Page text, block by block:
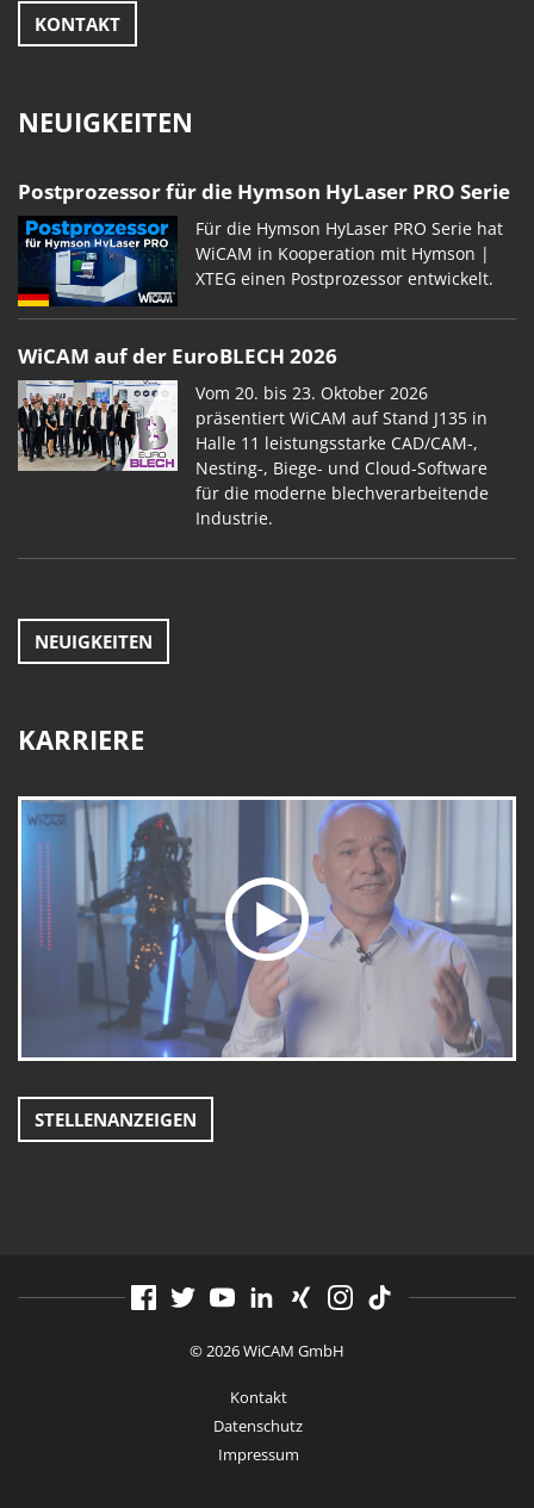
KONTAKT
NEUIGKEITEN
Postprozessor für die Hymson HyLaser PRO Serie
Für die Hymson HyLaser PRO Serie hat
WiCAM in Kooperation mit Hymson |
XTEG einen Postprozessor entwickelt.
WiCAM auf der EuroBLECH 2026
Vom 20. bis 23. Oktober 2026
präsentiert WiCAM auf Stand J135 in
Halle 11 leistungsstarke CAD/CAM-,
Nesting-, Biege- und Cloud-Software
für die moderne blechverarbeitende
Industrie.
NEUIGKEITEN
KARRIERE
STELLENANZEIGEN
© 2026 WiCAM GmbH
Kontakt
Datenschutz
Impressum